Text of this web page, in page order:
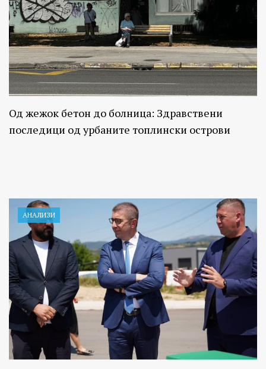
Од жежок бетон до болница: Здравствени
последици од урбаните топлински острови
АНАЛИЗИ